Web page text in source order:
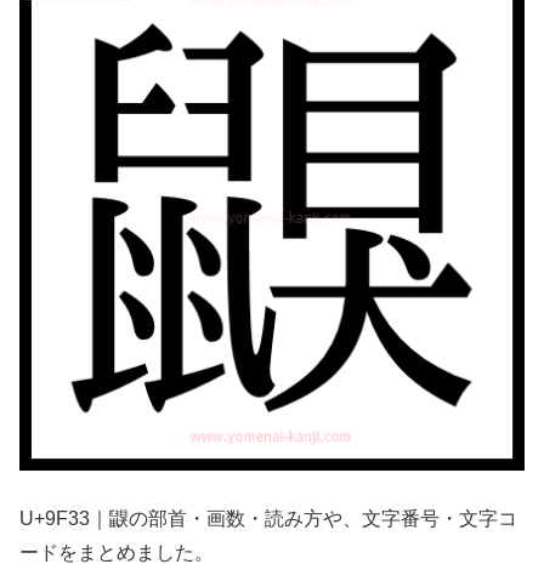
U+9F33｜鼳の部首・画数・読み方や、文字番号・文字コ
ードをまとめました。